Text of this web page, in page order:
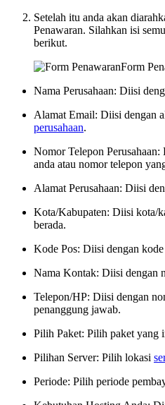
Setelah itu anda akan
Penawaran. Silahkan isi
berikut.
Form
Nama Perusahaan: Diisi
Alamat Email: Diisi dengan
perusahaan.
Nomor Telepon
anda atau nomor telepon
Alamat Perusahaan: Diisi
Kota/Kabupaten: Diisi kota/
berada.
Kode Pos: Diisi dengan kode
Nama Kontak: Diisi dengan
Telepon/HP: Diisi dengan
penanggung jawab.
Pilih Paket: Pilih paket yang
Pilihan Server: Pilih lokasi
Periode: Pilih periode